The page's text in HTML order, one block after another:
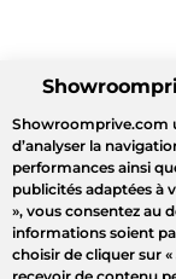
Showroomprive.com
d’analyser la
performances ainsi
publicités adaptées à
», vous consentez au
informations soient
choisir de cliquer sur «